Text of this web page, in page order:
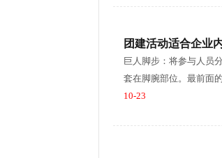
团建活动适合企业
巨人脚步：将参与人员
套在脚腕部位。最前面
10-23